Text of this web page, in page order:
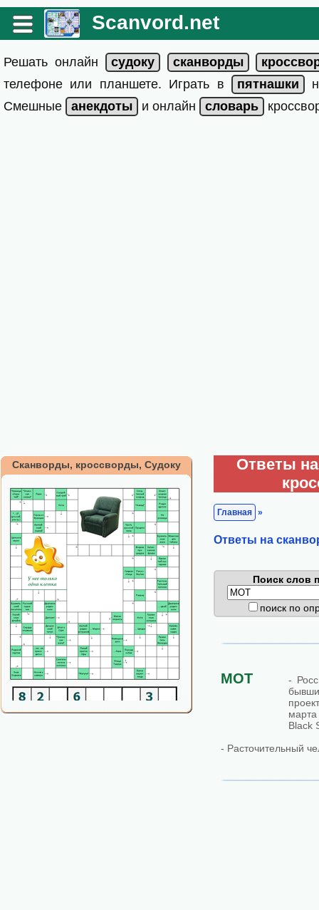
Scanvord.net
Решать онлайн
телефоне или планшете. Играть в
Смешные
и онлайн
Сканворды, кроссворды, Судоку
Ответы
Главная »
Ответы на
Поиск слов
поиск по
МОТ
-
марта
Black
- Расточительный